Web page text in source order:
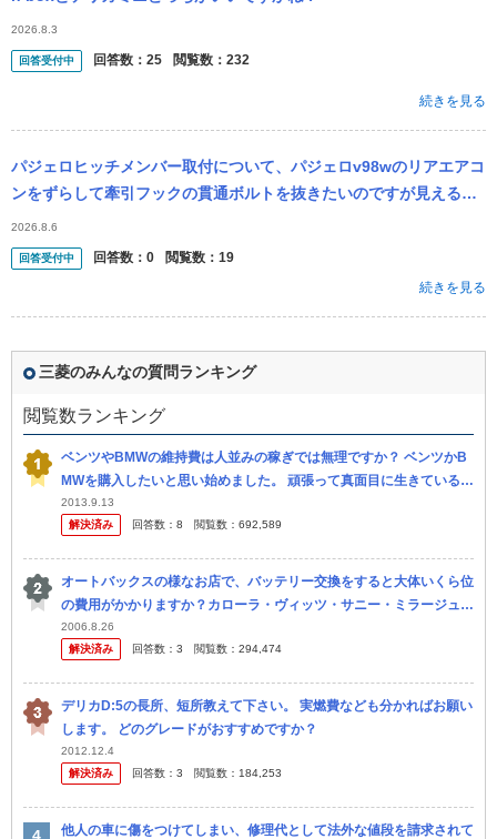
2026.8.3
回答受付中 回答数： 25 閲覧数： 232
続きを見る
パジェロヒッチメンバー取付について、パジェロv98wのリアエアコ
ンをずらして牽引フックの貫通ボルトを抜きたいのですが見える部
分のボルト以外にフェンダー裏などにボルトがあるのでしょうか？
2026.8.6
回答受付中 回答数： 0 閲覧数： 19
続きを見る
三菱のみんなの質問ランキング
閲覧数ランキング
ベンツやBMWの維持費は人並みの稼ぎでは無理ですか？ ベンツかB
MWを購入したいと思い始めました。 頑張って真面目に生きているの
で、夢見させて下さい。 しかし外車だと維持費が大変という噂も聞...
2013.9.13
解決済み
回答数： 8 閲覧数： 692,589
オートバックスの様なお店で、バッテリー交換をすると大体いくら位
の費用がかかりますか？カローラ・ヴィッツ・サニー・ミラージュ・
フィット等に適応されるバッテリーです。 バッテリーに記載されて
いる製造...
2006.8.26
解決済み
回答数： 3 閲覧数： 294,474
デリカD:5の長所、短所教えて下さい。 実燃費なども分かればお願い
します。 どのグレードがおすすめですか？
2012.12.4
解決済み
回答数： 3 閲覧数： 184,253
他人の車に傷をつけてしまい、修理代として法外な値段を請求されて